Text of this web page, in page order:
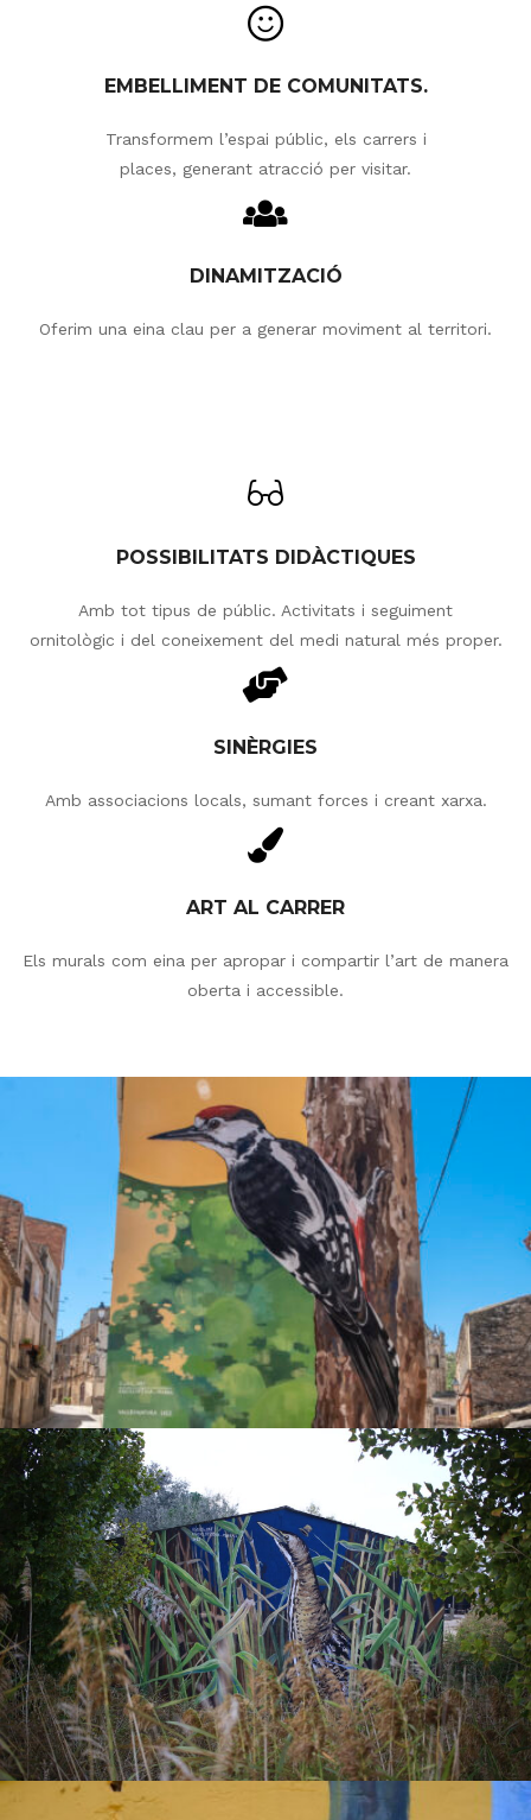
EMBELLIMENT DE COMUNITATS.
Transformem l’espai públic, els carrers i
places, generant atracció per visitar.
DINAMITZACIÓ
Oferim una eina clau per a generar moviment al territori.
POSSIBILITATS DIDÀCTIQUES
Amb tot tipus de públic. Activitats i seguiment
ornitològic i del coneixement del medi natural més proper.
SINÈRGIES
Amb associacions locals, sumant forces i creant xarxa.
ART AL CARRER
Els murals com eina per apropar i compartir l’art de manera
oberta i accessible.
Picot Garser Gros ENCYCLOPAEDIA